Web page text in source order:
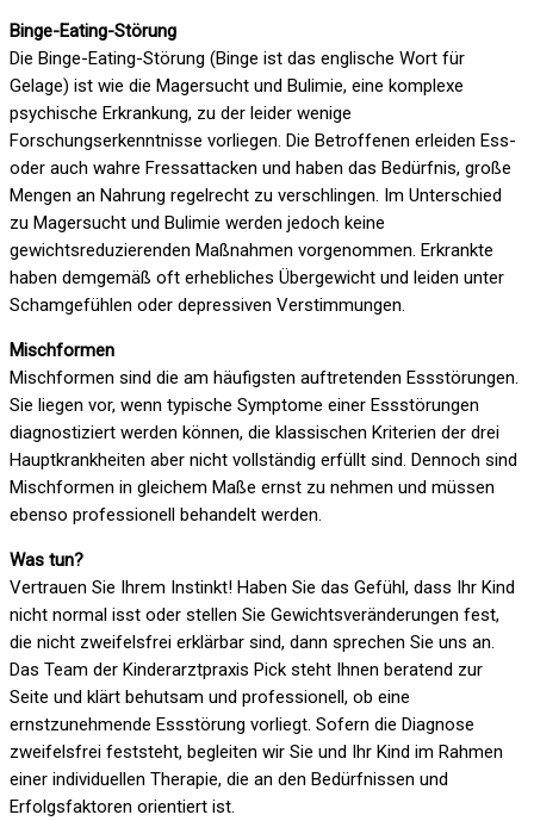
Binge-Eating-Störung
Die Binge-Eating-Störung (Binge ist das englische Wort für
Gelage) ist wie die Magersucht und Bulimie, eine komplexe
psychische Erkrankung, zu der leider wenige
Forschungserkenntnisse vorliegen. Die Betroffenen erleiden Ess-
oder auch wahre Fressattacken und haben das Bedürfnis, große
Mengen an Nahrung regelrecht zu verschlingen. Im Unterschied
zu Magersucht und Bulimie werden jedoch keine
gewichtsreduzierenden Maßnahmen vorgenommen. Erkrankte
haben demgemäß oft erhebliches Übergewicht und leiden unter
Schamgefühlen oder depressiven Verstimmungen.
Mischformen
Mischformen sind die am häufigsten auftretenden Essstörungen.
Sie liegen vor, wenn typische Symptome einer Essstörungen
diagnostiziert werden können, die klassischen Kriterien der drei
Hauptkrankheiten aber nicht vollständig erfüllt sind. Dennoch sind
Mischformen in gleichem Maße ernst zu nehmen und müssen
ebenso professionell behandelt werden.
Was tun?
Vertrauen Sie Ihrem Instinkt! Haben Sie das Gefühl, dass Ihr Kind
nicht normal isst oder stellen Sie Gewichtsveränderungen fest,
die nicht zweifelsfrei erklärbar sind, dann sprechen Sie uns an.
Das Team der Kinderarztpraxis Pick steht Ihnen beratend zur
Seite und klärt behutsam und professionell, ob eine
ernstzunehmende Essstörung vorliegt. Sofern die Diagnose
zweifelsfrei feststeht, begleiten wir Sie und Ihr Kind im Rahmen
einer individuellen Therapie, die an den Bedürfnissen und
Erfolgsfaktoren orientiert ist.